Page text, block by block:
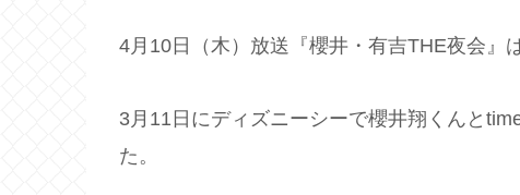
4月10日（木）放送『櫻井・有吉THE夜会』
3月11日にディズニーシーで櫻井翔くんと
た。